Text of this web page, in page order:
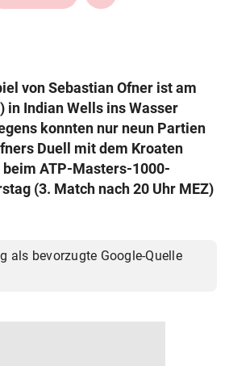
von Sebastian Ofner ist am
in Indian Wells ins Wasser
konnten nur neun Partien
Duell mit dem Kroaten
beim ATP-Masters-1000-
(3. Match nach 20 Uhr MEZ)
als bevorzugte Google-Quelle